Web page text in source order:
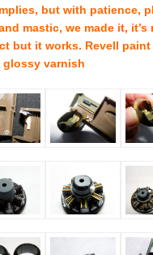
but with patience,
mastic, we made it, it’s
but it works. Revell paint
glossy varnish